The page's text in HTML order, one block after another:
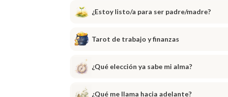
¿Estoy listo/a para ser padre/madre?
Tarot de trabajo y finanzas
¿Qué elección ya sabe mi alma?
¿Qué me llama hacia adelante?